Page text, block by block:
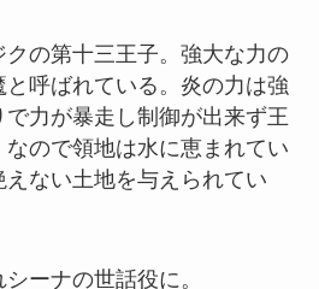
の第十三王子。強大な力の
呼ばれている。炎の力は強
力が暴走し制御が出来ず王
ので領地は水に恵まれてい
ない土地を与えられてい
ーナの世話役に。